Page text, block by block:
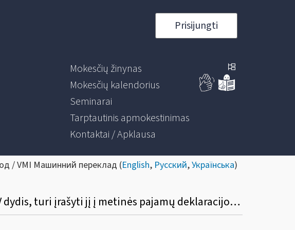
Prisijungti
Mokesčių žinynas
Mokesčių kalendorius
Seminarai
Tarptautinis apmokestinimas
Kontaktai / Apklausa
/ VMI Машинний переклад (English, Русский,Українська)
Kaip nuolatinis Lietuvos gyventojas, kurio turimai žemei nustatytas EDV dydis, turi įrašyti jį į metinės pajamų deklaracijos GPM308 formą?